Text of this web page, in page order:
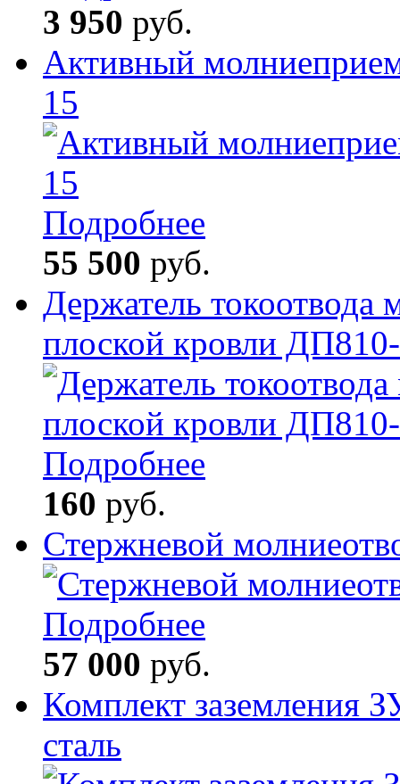
3 950 руб.
Активный
15
Подробнее
55 500 руб.
Держатель токоотвода
плоской кровли
Подробнее
160 руб.
Стержневой
Подробнее
57 000 руб.
Комплект заземления
сталь